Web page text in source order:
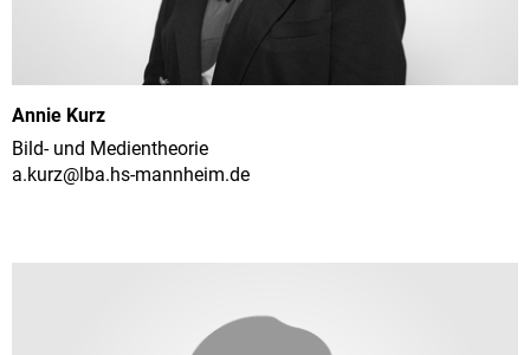
Annie Kurz
Bild- und Medientheorie
a.kurz@lba.hs-mannheim.de